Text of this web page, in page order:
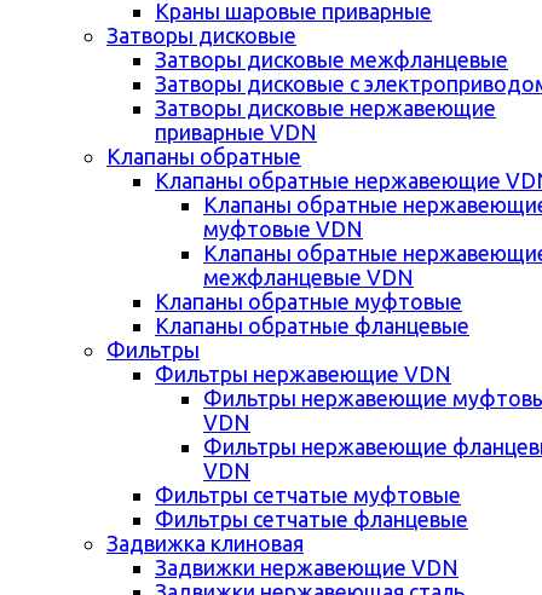
Краны шаровые приварные
Затворы дисковые
Затворы дисковые межфланцевые
Затворы дисковые с
Затворы дисковые нержавеющие
приварные VDN
Клапаны обратные
Клапаны обратные нержавеющие
Клапаны обратные
муфтовые VDN
Клапаны обратные
межфланцевые VDN
Клапаны обратные муфтовые
Клапаны обратные фланцевые
Фильтры
Фильтры нержавеющие VDN
Фильтры нержавеющие
VDN
Фильтры нержавеющие
VDN
Фильтры сетчатые муфтовые
Фильтры сетчатые фланцевые
Задвижка клиновая
Задвижки нержавеющие VDN